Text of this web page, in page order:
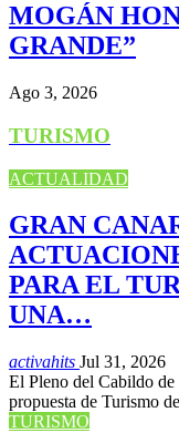
MOGÁN
GRANDE”
Ago 3, 2026
TURISMO
ACTUALIDAD
GRAN
PARA EL
UNA…
activahits Jul 31, 2026
El Pleno del Cabildo de
propuesta de Turismo
TURISMO